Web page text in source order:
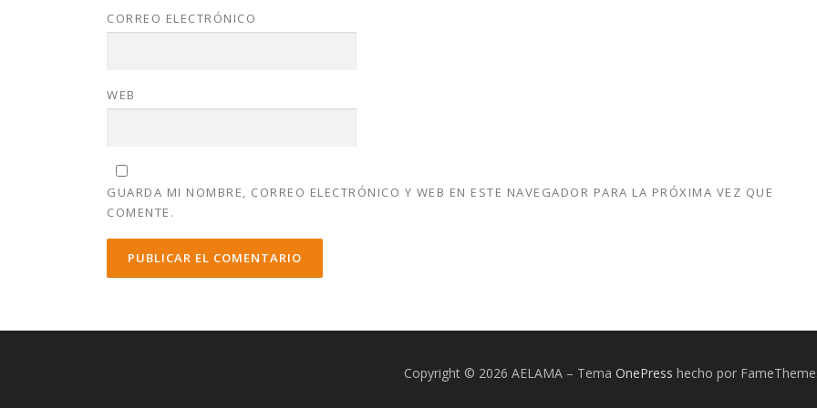
CORREO ELECTRÓNICO
WEB
GUARDA MI NOMBRE, CORREO ELECTRÓNICO Y WEB EN ESTE NAVEGADOR PARA LA PRÓXIMA VEZ QUE
COMENTE.
Copyright © 2026 AELAMA – Tema OnePress hecho por